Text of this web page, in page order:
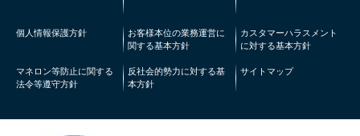
個人情報保護方針
お客様本位の業務運営に
関する基本方針
カスタマーハラスメント
に対する基本方針
マネロン等防止に関する
法令等遵守方針
反社会的勢力に対する基
本方針
サイトマップ